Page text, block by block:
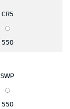
CR5
550
SWP
550